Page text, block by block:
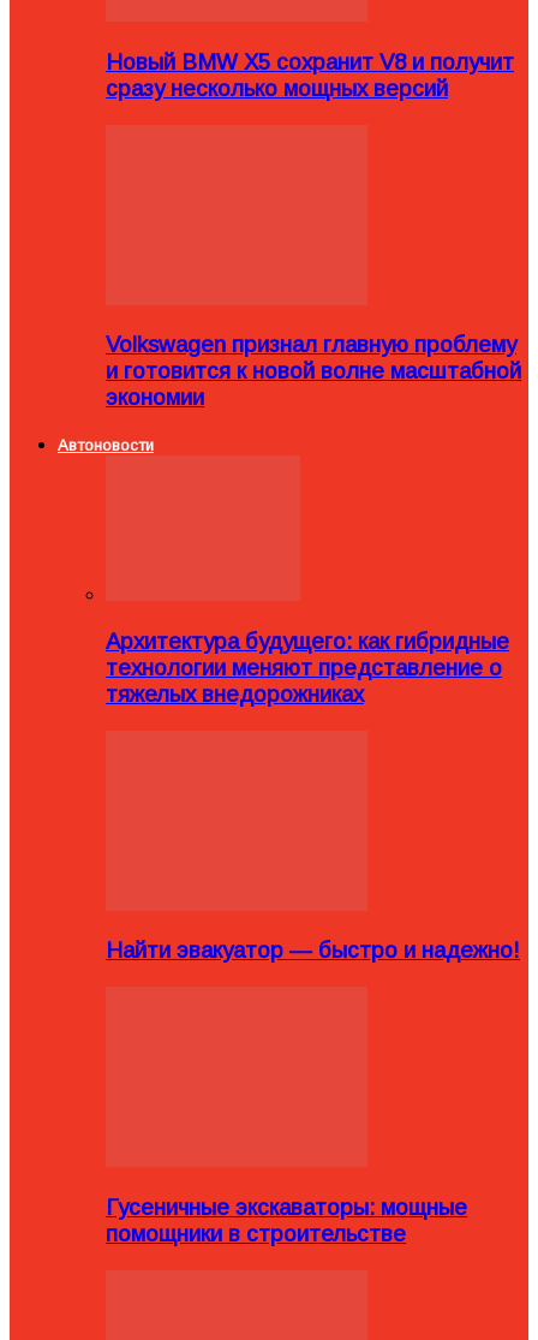
Новый BMW X5 сохранит V8 и получит
сразу несколько мощных версий
Volkswagen признал главную проблему
и готовится к новой волне масштабной
экономии
Автоновости
Архитектура будущего: как гибридные
технологии меняют представление о
тяжелых внедорожниках
Найти эвакуатор — быстро и надежно!
Гусеничные экскаваторы: мощные
помощники в строительстве